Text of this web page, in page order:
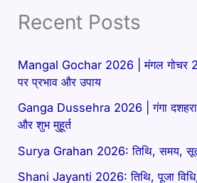
Recent Posts
Mangal Gochar 2026 | मंगल गोचर
पर प्रभाव और उपाय
Ganga Dussehra 2026 | गंगा
और शुभ मुहूर्त
Surya Grahan 2026: तिथि, समय,
Shani Jayanti 2026: तिथि, पूजा